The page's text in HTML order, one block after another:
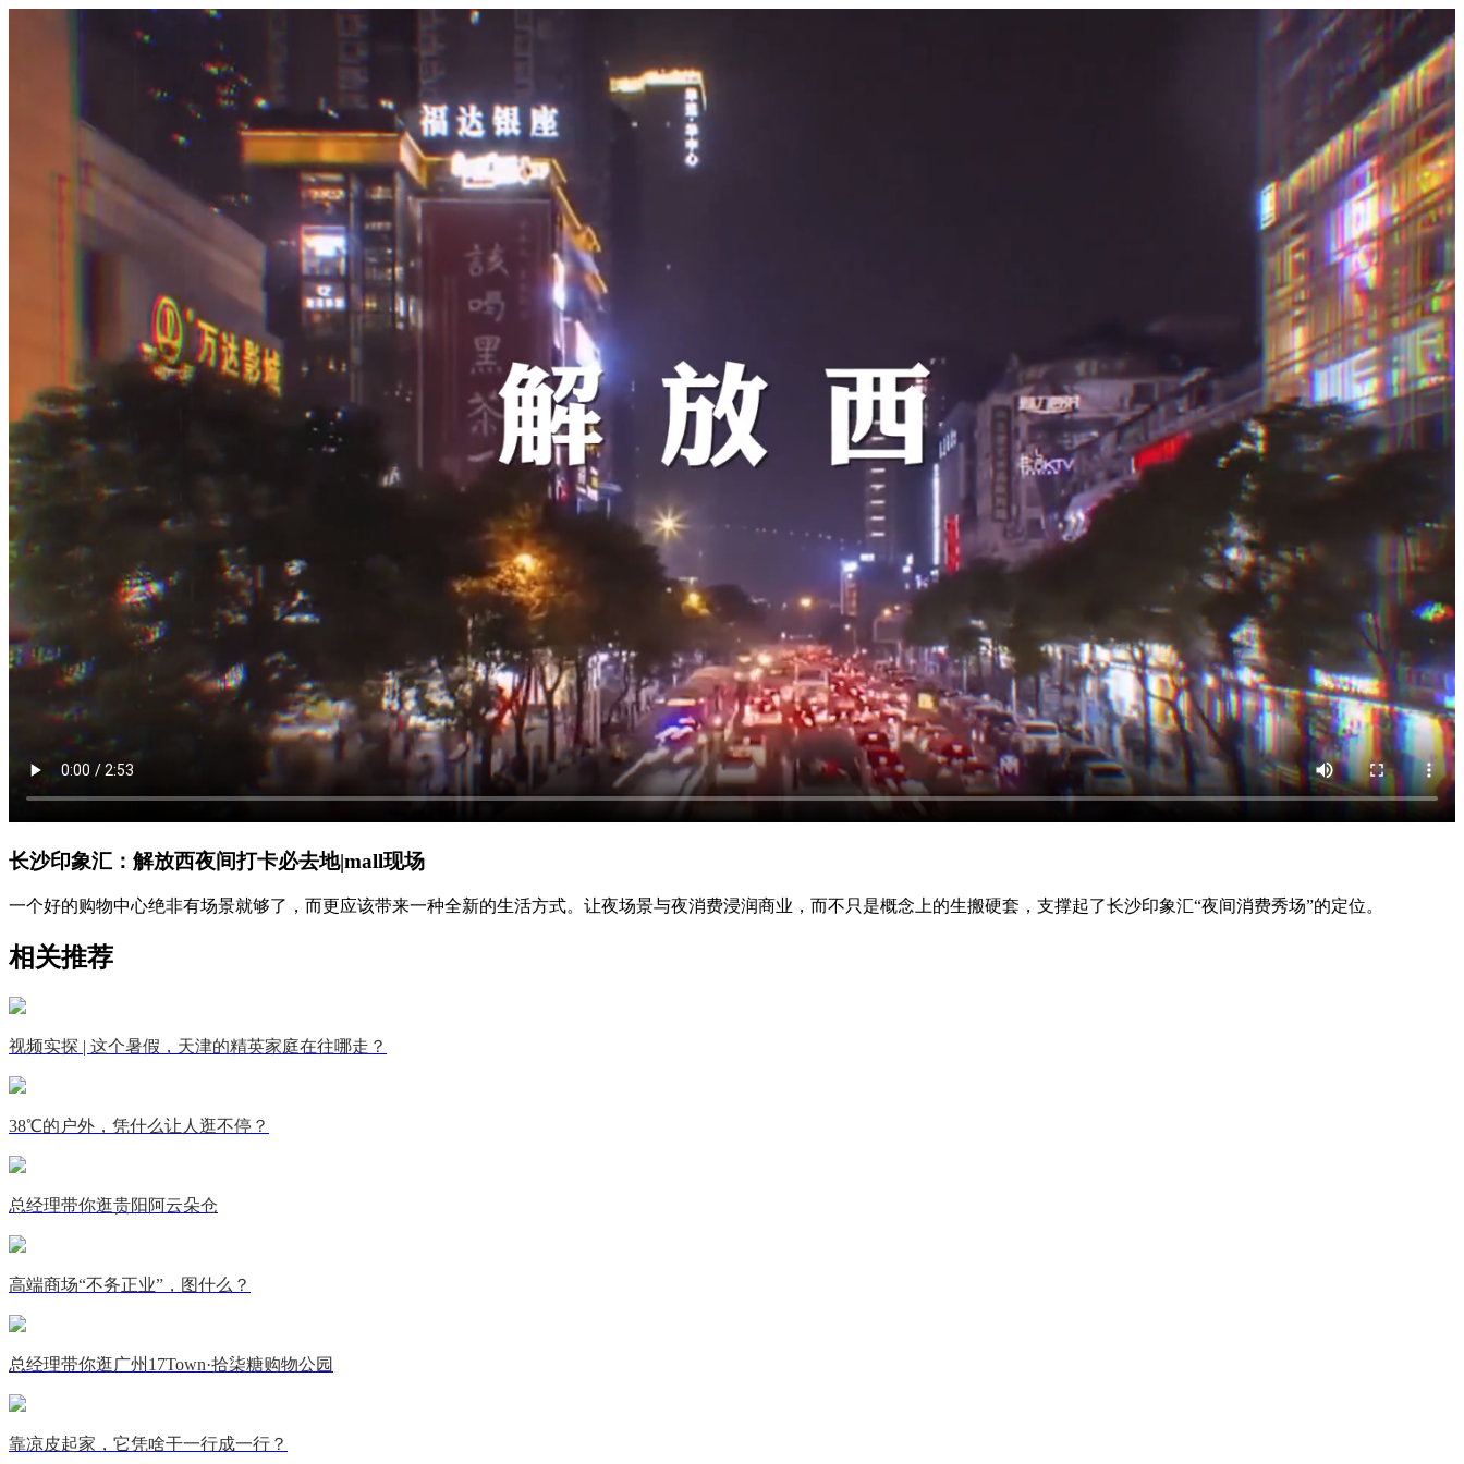
长沙印象汇：解放西夜间打卡必去地|mall现场
一个好的购物中心绝非有场景就够了，而更应该带来一种全新的生活方式。让夜场景与夜消费浸润商业，而不只是概念上的生搬硬套，支撑起了长沙印象汇“夜间消费秀场”的定位。
相关推荐
视频实探 | 这个暑假，天津的精英家庭在往哪走？
38℃的户外，凭什么让人逛不停？
总经理带你逛贵阳阿云朵仓
高端商场“不务正业”，图什么？
总经理带你逛广州17Town·拾柒糖购物公园
靠凉皮起家，它凭啥干一行成一行？